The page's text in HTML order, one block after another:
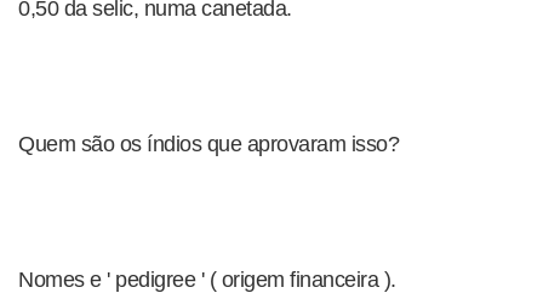
0,50 da selic, numa canetada.
Quem são os índios que aprovaram isso?
Nomes e ' pedigree ' ( origem financeira ).